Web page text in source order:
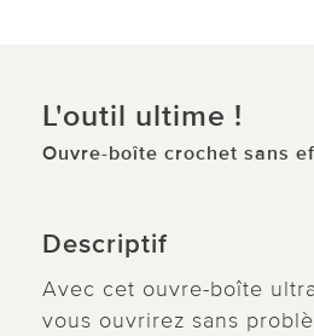
L'outil ultime !
Ouvre-boîte crochet sans
Descriptif
Avec cet ouvre-boîte
vous ouvrirez sans